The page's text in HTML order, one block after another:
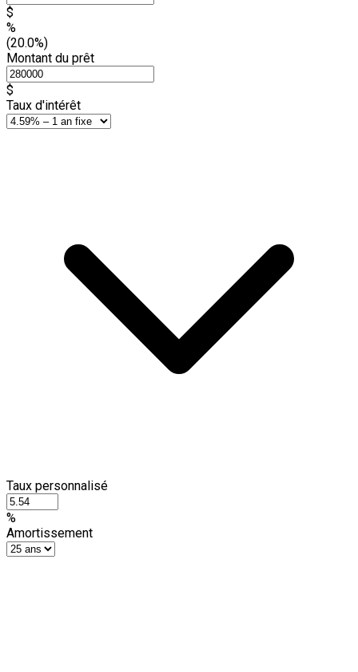
$
%
(20.0%)
Montant du prêt
$
Taux d'intérêt
Taux personnalisé
%
Amortissement